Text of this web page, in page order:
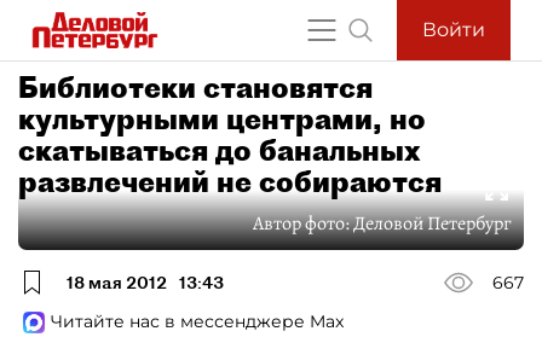
Войти
Библиотеки становятся
культурными центрами, но
скатываться до банальных
развлечений не собираются
Автор фото:Деловой Петербург
18 мая 2012 13:43
667
Читайте нас в мессенджере Max